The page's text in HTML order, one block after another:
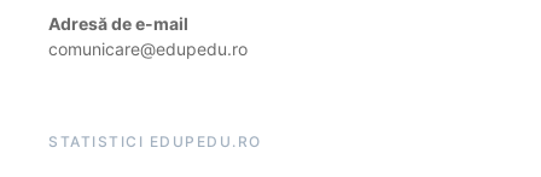
Adresă de e-mail
comunicare@edupedu.ro
STATISTICI EDUPEDU.RO